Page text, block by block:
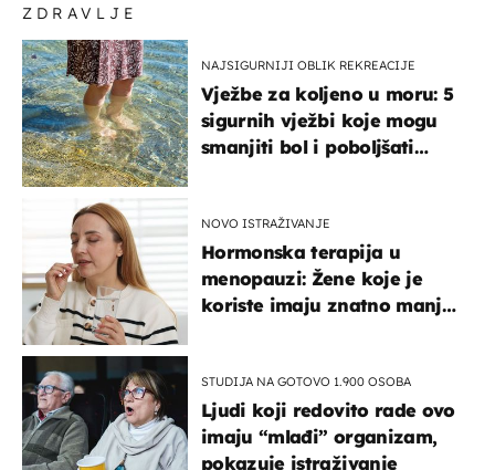
ZDRAVLJE
NAJSIGURNIJI OBLIK REKREACIJE
Vježbe za koljeno u moru: 5
sigurnih vježbi koje mogu
smanjiti bol i poboljšati
NOVO ISTRAŽIVANJE
Hormonska terapija u
menopauzi: Žene koje je
koriste imaju znatno manji
STUDIJA NA GOTOVO 1.900 OSOBA
Ljudi koji redovito rade ovo
imaju “mlađi” organizam,
pokazuje istraživanje